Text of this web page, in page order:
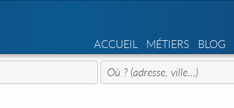
ACCUEIL MÉTIERS BLOG